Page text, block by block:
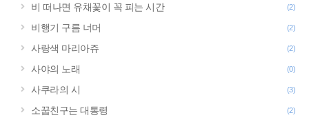
비 떠나면 유채꽃이 꼭 피는 시간 (2)
비행기 구름 너머 (2)
사랑색 마리아쥬 (2)
사야의 노래 (0)
사쿠라의 시 (3)
소꿉친구는 대통령 (2)